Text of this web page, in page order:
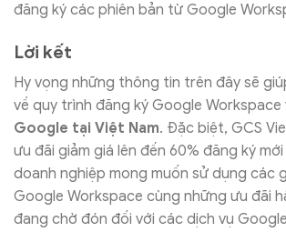
đăng ký các phiên bản từ Google
Lời kết
Hy vọng những thông tin trên đây sẽ
về quy trình đăng ký Google Workspace
Google tại Việt Nam. Đặc biệt, GCS
ưu đãi giảm giá lên đến 60% đăng ký
doanh nghiệp mong muốn sử dụng các
Google Workspace cùng những ưu đãi
đang chờ đón đối với các dịch vụ